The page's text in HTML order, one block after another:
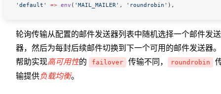
'default' => env ( 'MAIL_MAILER' , 'roundrobin' ),
轮询传输从配置的邮件发送器列表中随机选择一个邮件发送
器，然后为每封后续邮件切换到下一个可用的邮件发送器
帮助实现高可用性的 failover 传输不同， roundrobin
输提供负载均衡。